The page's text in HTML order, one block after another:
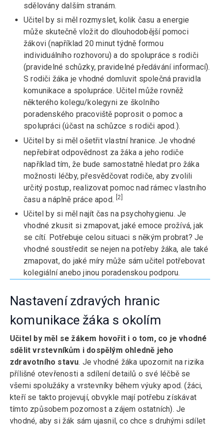
sdělovány dalším stranám.
Učitel by si měl rozmyslet, kolik času a energie
může skutečně vložit do dlouhodobější pomoci
žákovi (například 20 minut týdně formou
individuálního rozhovoru) a do spolupráce s rodiči
(pravidelné schůzky, pravidelné předávání informací).
S rodiči žáka je vhodné domluvit společná pravidla
komunikace a spolupráce. Učitel může rovněž
některého kolegu/kolegyni ze školního
poradenského pracoviště poprosit o pomoc a
spolupráci (účast na schůzce s rodiči apod.).
Učitel by si měl ošetřit vlastní hranice. Je vhodné
nepřebírat odpovědnost za žáka a jeho rodiče
například tím, že bude samostatně hledat pro žáka
možnosti léčby, přesvědčovat rodiče, aby zvolili
určitý postup, realizovat pomoc nad rámec vlastního
času a náplně práce apod. [2]
Učitel by si měl najít čas na psychohygienu. Je
vhodné zkusit si zmapovat, jaké emoce prožívá, jak
se cítí. Potřebuje celou situaci s někým probrat? Je
vhodné soustředit se nejen na potřeby žáka, ale také
zmapovat, do jaké míry může sám učitel potřebovat
kolegiální anebo jinou poradenskou podporu.
Nastavení zdravých hranic
komunikace žáka s okolím
Učitel by měl se žákem hovořit i o tom, co je vhodné
sdělit vrstevníkům i dospělým ohledně jeho
zdravotního stavu. Je vhodné žáka upozornit na rizika
přílišné otevřenosti a sdílení detailů o své léčbě se
všemi spolužáky a vrstevníky během výuky apod. (žáci,
kteří se takto projevují, obvykle mají potřebu získávat
tímto způsobem pozornost a zájem ostatních). Je
vhodné, aby si žák sám ujasnil, co chce s druhými sdílet